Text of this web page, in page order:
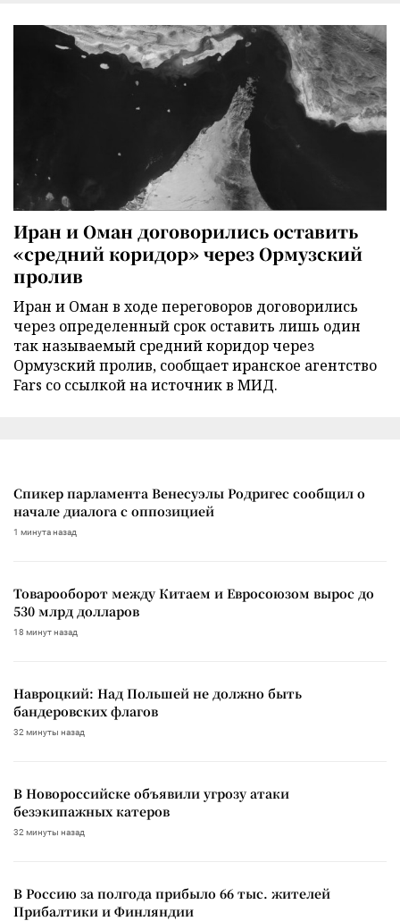
Иран и Оман договорились оставить
«средний коридор» через Ормузский
пролив
Иран и Оман в ходе переговоров договорились
через определенный срок оставить лишь один
так называемый средний коридор через
Ормузский пролив, сообщает иранское агентство
Fars со ссылкой на источник в МИД.
Спикер парламента Венесуэлы Родригес сообщил о
начале диалога с оппозицией
1 минута назад
Товарооборот между Китаем и Евросоюзом вырос до
530 млрд долларов
18 минут назад
Навроцкий: Над Польшей не должно быть
бандеровских флагов
32 минуты назад
В Новороссийске объявили угрозу атаки
безэкипажных катеров
32 минуты назад
В Россию за полгода прибыло 66 тыс. жителей
Прибалтики и Финляндии